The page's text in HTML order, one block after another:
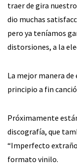
traer de gira nuestro
dio muchas
pero ya teníamos
distorsiones, a la
La mejor manera de
principio a fin
Próximamente
discografía, que
“Imperfecto
formato vinilo.